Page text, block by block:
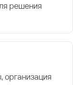
решения
организация